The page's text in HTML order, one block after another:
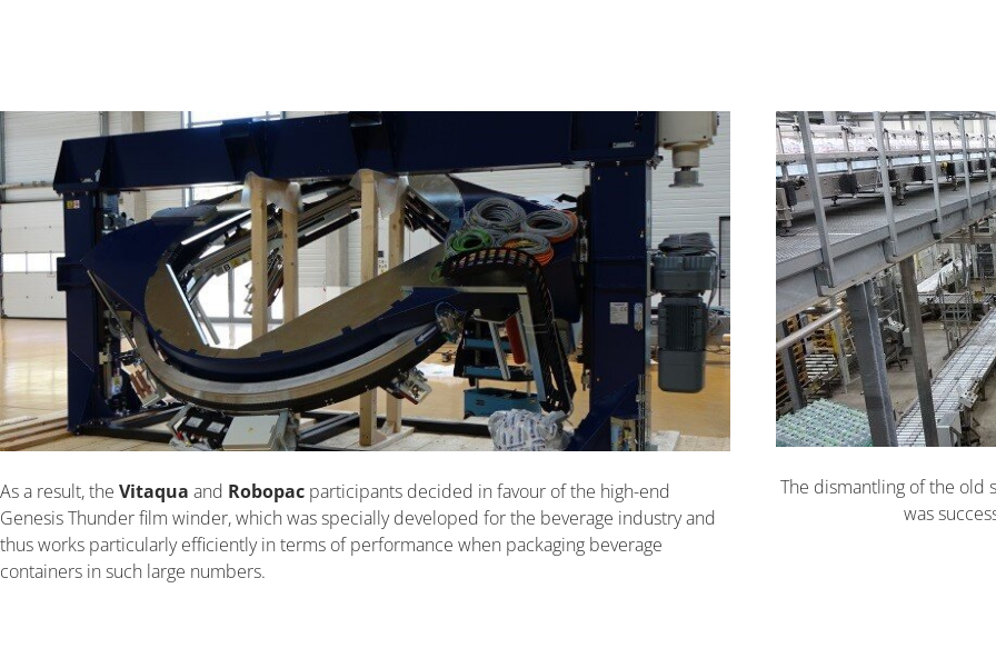
As a result, the Vitaqua and Robopac participants decided in favour of the high-end
Genesis Thunder film winder, which was specially developed for the beverage industry and
thus works particularly efficiently in terms of performance when packaging beverage
containers in such large numbers.
The dismantling of the old
was